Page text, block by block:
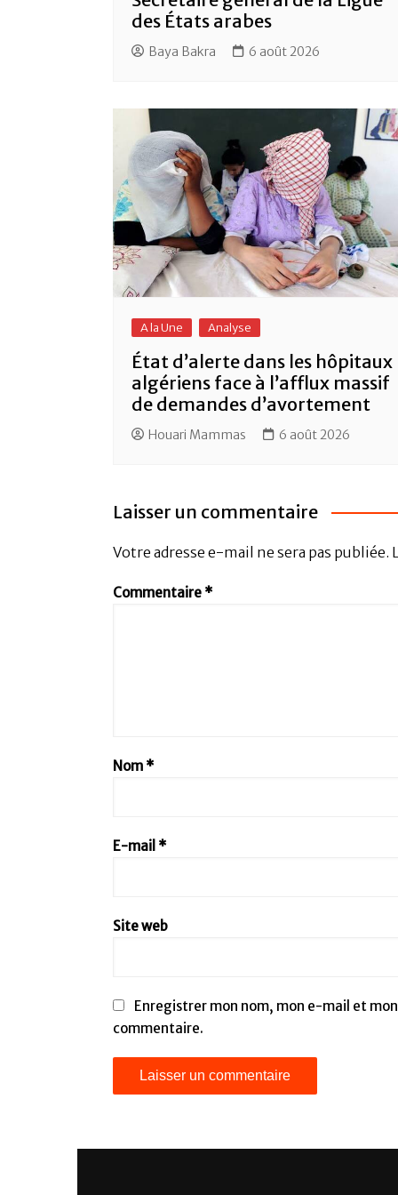
des États arabes
Baya Bakra 6 août 2026
A la Une Analyse
État d’alerte dans les hôpitaux
algériens face à l’afflux massif
de demandes d’avortement
Houari Mammas 6 août 2026
Laisser un commentaire
Votre adresse e-mail ne sera pas publiée.
Commentaire *
Nom *
E-mail *
Site web
Enregistrer mon nom, mon e-mail et
commentaire.